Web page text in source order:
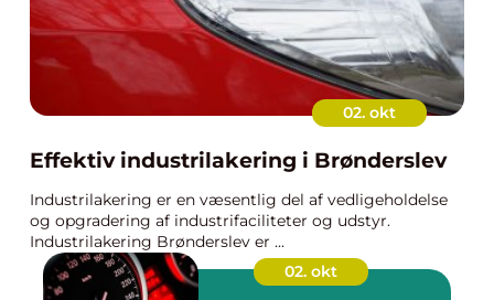
02. okt
Effektiv industrilakering i Brønderslev
Industrilakering er en væsentlig del af vedligeholdelse
og opgradering af industrifaciliteter og udstyr.
Industrilakering Brønderslev er ...
02. okt